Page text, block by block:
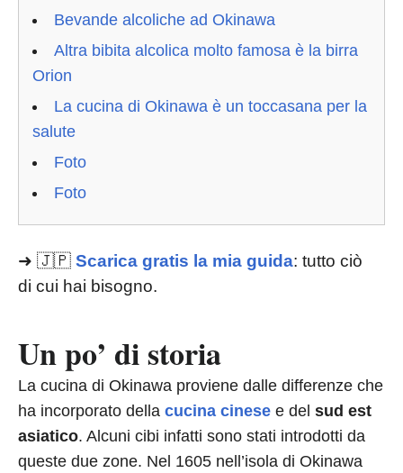
Bevande alcoliche ad Okinawa
Altra bibita alcolica molto famosa è la birra
Orion
La cucina di Okinawa è un toccasana per la
salute
Foto
Foto
➜ 🇯🇵 Scarica gratis la mia guida: tutto ciò
di cui hai bisogno.
Un po’ di storia
La cucina di Okinawa proviene dalle differenze che
ha incorporato della cucina cinese e del sud est
asiatico. Alcuni cibi infatti sono stati introdotti da
queste due zone. Nel 1605 nell’isola di Okinawa